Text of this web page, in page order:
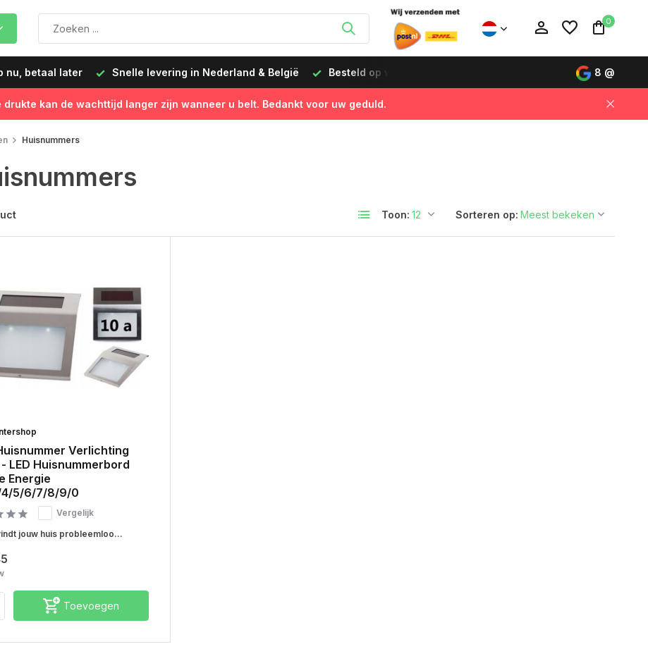
0
nu, betaal later Snelle levering in Nederland & België Besteld op werkdagen vóór 12:00 uur, de volgende dag
8 @
drukte kan de wachttijd langer zijn wanneer u belt. Bedankt voor uw geduld.
Huisnummers
Toon: Sorteren op:
Verlichting
LED Huisnummerbord
Energie
4/5/6/7/8/9/0
Vergelijk
jouw huis probleemloo...
Toevoegen